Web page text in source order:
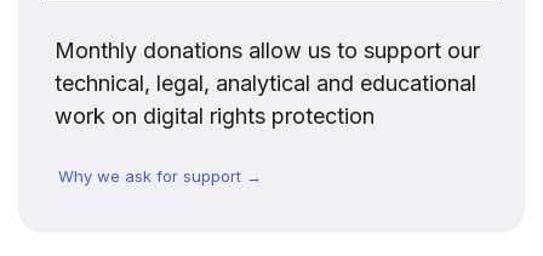
Monthly donations allow us to support our
technical, legal, analytical and educational
work on digital rights protection
Why we ask for support →